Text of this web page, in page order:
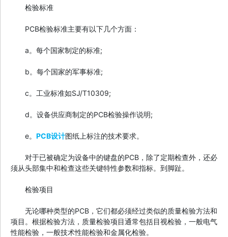
检验标准
PCB检验标准主要有以下几个方面：
a。每个国家制定的标准;
b。每个国家的军事标准;
c。工业标准如SJ/T10309;
d。设备供应商制定的PCB检验操作说明;
e。 PCB设计图纸上标注的技术要求。
对于已被确定为设备中的键盘的PCB，除了定期检查外，还必
须从头部集中和检查这些关键特性参数和指标。到脚趾。
检验项目
无论哪种类型的PCB，它们都必须经过类似的质量检验方法和
项目。根据检验方法，质量检验项目通常包括目视检验，一般电气
性能检验，一般技术性能检验和金属化检验。